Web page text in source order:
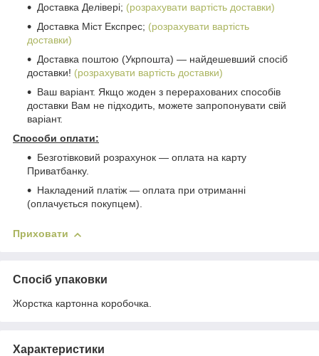
Доставка Делівері; (розрахувати вартість доставки)
Доставка Міст Експрес; (розрахувати вартість
доставки)
Доставка поштою (Укрпошта) ― найдешевший спосіб
доставки! (розрахувати вартість доставки)
Ваш варіант. Якщо жоден з перерахованих способів
доставки Вам не підходить, можете запропонувати свій
варіант.
Способи оплати:
Безготівковий розрахунок ― оплата на карту
Приватбанку.
Накладений платіж ― оплата при отриманні
(оплачується покупцем).
Приховати
Спосіб упаковки
Жорстка картонна коробочка.
Характеристики